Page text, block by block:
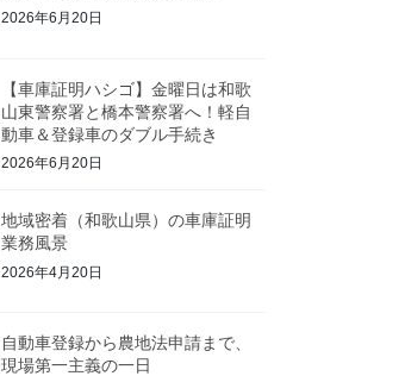
2026年6月20日
【車庫証明ハシゴ】金曜日は和歌
山東警察署と橋本警察署へ！軽自
動車＆登録車のダブル手続き
2026年6月20日
地域密着（和歌山県）の車庫証明
業務風景
2026年4月20日
自動車登録から農地法申請まで、
現場第一主義の一日